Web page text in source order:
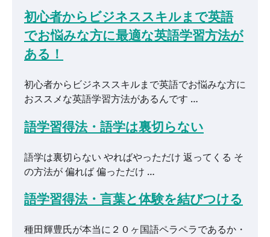
初心者からビジネススキルまで英語
でお悩みな方に最適な英語学習方法が
ある！
初心者からビジネススキルまで英語でお悩みな方に
おススメな英語学習方法があるんです …
語学習得法・語学は裏切らない
語学は裏切らない やればやっただけ 返ってくる そ
の方法が 偏れば 偏っただけ …
語学習得法・言葉と体験を結びつける
種田輝豊氏が本当に２０ヶ国語ペラペラであるか・